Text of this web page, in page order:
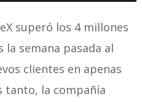
superó los 4 millones
la semana pasada al
clientes en apenas
tanto, la compañía